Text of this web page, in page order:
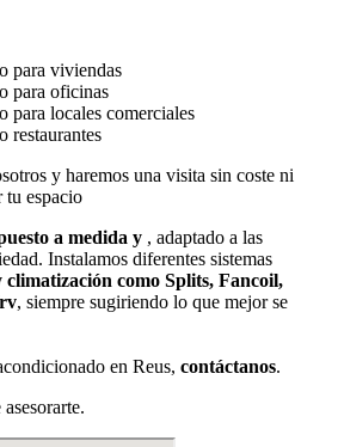
para viviendas
para oficinas
para locales comerciales
restaurantes
y haremos una visita sin coste ni
tu espacio
a medida y , adaptado a las
Instalamos diferentes sistemas
como Splits, Fancoil,
, siempre sugiriendo lo que mejor se
en Reus, contáctanos.